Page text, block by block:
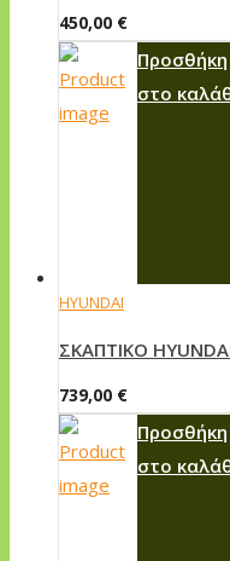
450,00 €
Προσθήκη
στο
HYUNDAI
ΣKAΠTIKO
739,00 €
Προσθήκη
στο